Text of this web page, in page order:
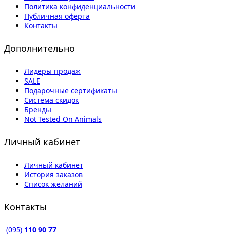
Политика конфиденциальности
Публичная оферта
Контакты
Дополнительно
Лидеры продаж
SALE
Подарочные сертификаты
Система скидок
Бренды
Not Tested On Animals
Личный кабинет
Личный кабинет
История заказов
Список желаний
Контакты
(095) 110 90 77